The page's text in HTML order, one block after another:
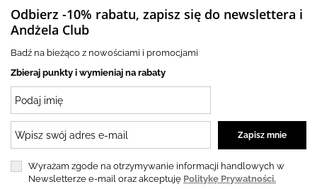
Odbierz -10% rabatu, zapisz się do newslettera i
Andżela Club
Badź na bieżąco z nowościami i promocjami
Zbieraj punkty i wymieniaj na rabaty
Wyrażam zgode na otrzymywanie informacji handlowych w
Newsletterze e-mail oraz akceptuję Politykę Prywatności.